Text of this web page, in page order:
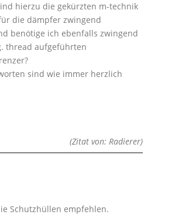
hierzu die gekürzten m-technik
die dämpfer zwingend
benötige ich ebenfalls zwingend
thread aufgeführten
sind wie immer herzlich
(Zitat von: Radierer)
Schutzhüllen empfehlen.